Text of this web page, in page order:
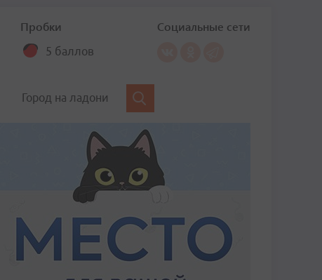
Пробки
5 баллов
Социальные сети
Город на ладони